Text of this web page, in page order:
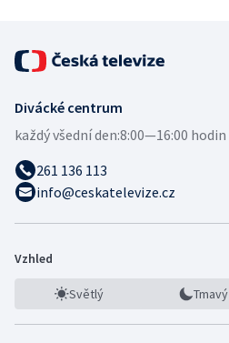
Divácké centrum
každý všední den:8:00—16:00 hodin
261 136 113
info@ceskatelevize.cz
Vzhled
Světlý Tmavý